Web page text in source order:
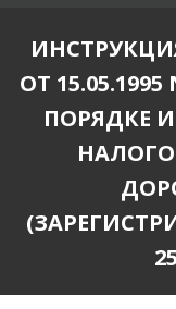
ОТ 15.05.1995
ПОРЯДКЕ